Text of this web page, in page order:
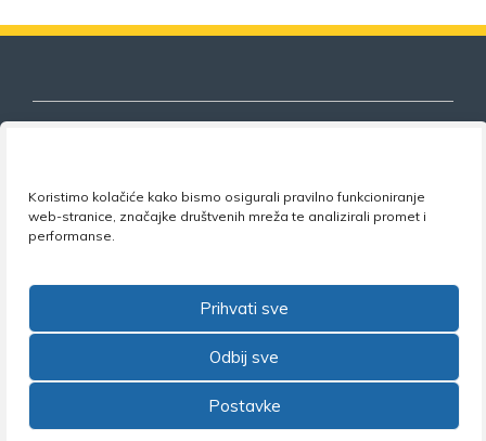
Koristimo kolačiće kako bismo osigurali pravilno funkcioniranje
web-stranice, značajke društvenih mreža te analizirali promet i
performanse.
Prihvati sve
Odbij sve
Postavke
Nezavisni sindikat znanosti i visokog
obrazovanja
Zagreb •
©2026 Nezavisni sindikat znanosti i visokog obrazovanja